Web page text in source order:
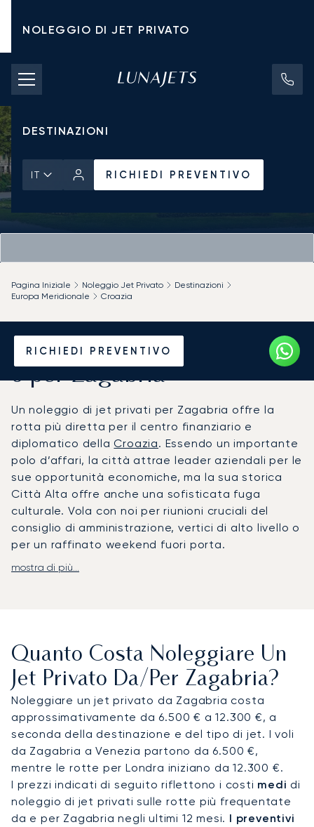
NOLEGGIO DI JET PRIVATO
TARIFFE DI NOLEGGIO
JET PRIVATI
DESTINAZIONI
IT RICHIEDI PREVENTIVO
RICHIEDI PREVENTIVO
Pagina Iniziale Noleggio Jet Privato
Destinazioni
Europa Meridionale
Croazia
Noleggia un Jet Privato da
o per Zagabria
Un noleggio di jet privati per Zagabria offre la
rotta più diretta per il centro finanziario e
diplomatico dellaCroazia. Essendo un importante
polo d’affari, la città attrae leader aziendali per le
sue opportunità economiche, ma la sua storica
Città Alta offre anche una sofisticata fuga
culturale. Vola con noi per riunioni cruciali del
consiglio di amministrazione, vertici di alto livello o
per un raffinato weekend fuori porta.
Il tuo volo è organizzato secondo il tuo itinerario
nella massima discrezione. Questo ti garantisce di
arrivare riposato e preparato per un summit alla
Fiera di Zagabria o per negoziati cruciali nella
capitale.
Potrai volare in totale tranquillità, sapendo che il
tuo volo è nelle mani più esperte. Lo dimostra la
fiducia a lungo termine dei nostri 100 migliori
clienti, inclusi i dipartimenti di volo aziendali, che
volano con noi in media da più di sette anni.
Questa affidabilità ti permette di concentrarti
mostra di più...
Quanto Costa Noleggiare Un
Jet Privato Da/per Zagabria?
Noleggiare un jet privato da Zagabria costa
approssimativamente da 6.500 € a 12.300 €, a
seconda della destinazione e del tipo di jet. I voli
da Zagabria a Venezia partono da 6.500 €,
mentre le rotte per Londra iniziano da 12.300 €.
I prezzi indicati di seguito riflettono i costi medi di
noleggio di jet privati sulle rotte più frequentate
da e per Zagabria negli ultimi 12 mesi. I preventivi